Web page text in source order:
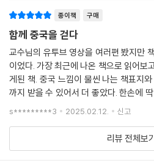
인간들에게 쾌감을 주는 건 아닌지 가슴
--- p.199~200
궈바오러우는 하얼빈이 원조다. 지금은
000년대 초만 하더라도 아니었다. 일부
그런데 탕수육보다 더 쫄깃하고 더 바삭
면, 좋아하지 않을 수 없는 맛이었다. 이
얼빈에 있는 라오추자老廚家다. 고참 요
문을 연 집이다. 이번에는 혼자 이 집에서
다.
영화와 소설 속 인물들의 길을 따라가며
을 불러일으키는 초라한 인생도 깊은 애
서 한 인간의 유한한 삶은 더 큰 흐름의 일
『색, 계』로 유명한 중국 대표 작가 장아이
일상과 꿈 사이를 오가는 인간의 욕망을
꼭지 중에서, 나아가 책 전체에서 가장
있는 평범한 남자와, 일생을 ‘좋은’이나 ‘
여자가 퇴근길 일본의 공습경보로 멈춘
전히 이해하고 오롯이 자기 자신으로 서
이한다. 두 사람은 앞으로 다른 삶을 살자
고 전차가 움직이기 시작하자 균열이 일
종이책 구매
함께 중국을 걷다
교수님의 유투브 영상을 여러편 봤지만
이었다. 가장 최근에 나온 책으로 읽어보
게된 책. 중국 느낌이 물씬 나는 책표지
까지 받을 수 있어서 더 좋았다. 한손에
기도 마음에 들었다. 중국에서 출장가는
하고 싶은 것들을 적어서 책 사이사이
s*********3 2025.02.12. 신고
리뷰 전체보기